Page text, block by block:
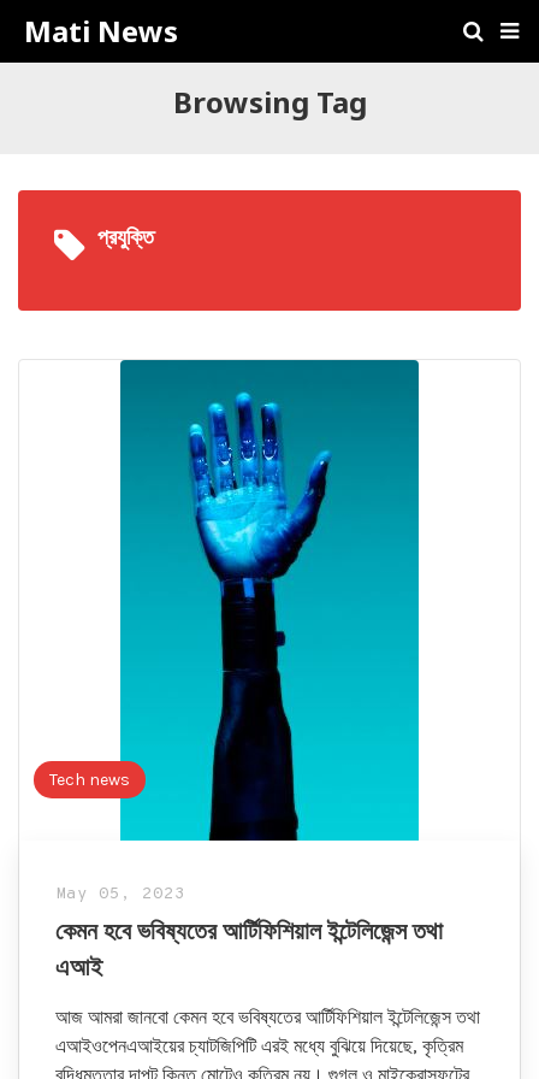
Mati News
Browsing Tag
প্রযুক্তি
Tech news
May 05, 2023
কেমন হবে ভবিষ্যতের আর্টিফিশিয়াল ইন্টেলিজেন্স তথা
এআই
আজ আমরা জানবো কেমন হবে ভবিষ্যতের আর্টিফিশিয়াল ইন্টেলিজেন্স তথা
এআইওপেনএআইয়ের চ্যাটজিপিটি এরই মধ্যে বুঝিয়ে দিয়েছে, কৃত্রিম